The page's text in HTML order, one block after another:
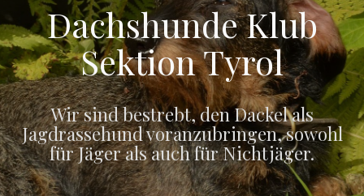
t
s
p
r
i
n
g
e
n
Dachshunde Klub
Sektion Tyrol
Wir sind bestrebt, den Dackel als
Jagdrassehund voranzubringen, sowohl
für Jäger als auch für Nichtjäger.